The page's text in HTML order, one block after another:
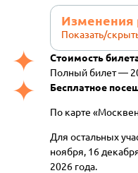
Изменения
Показать/
Стоимость
Полный билет —
Бесплатное
По карте
Для остальных
ноября, 16
2026 года.